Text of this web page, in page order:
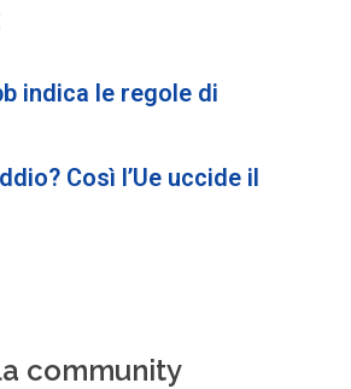
indica le regole di
Così l’Ue uccide il
community